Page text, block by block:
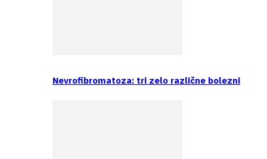
Nevrofibromatoza: tri zelo različne bolezni